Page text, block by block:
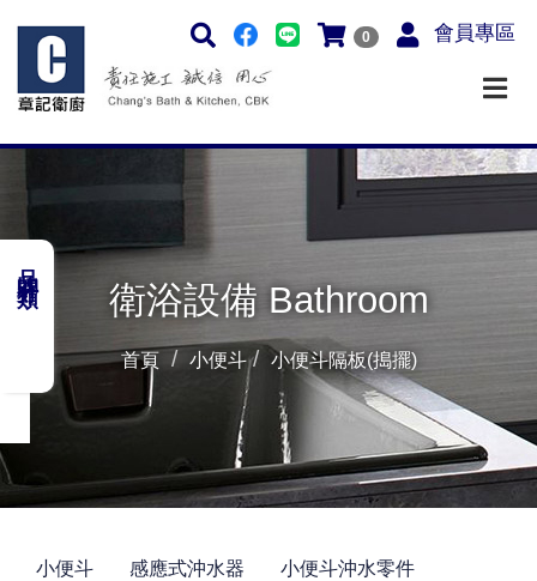
0 會員專區
衛浴設備 Bathroom
首頁 小便斗 小便斗隔板(搗擺)
品牌分類
小便斗 感應式沖水器 小便斗沖水零件